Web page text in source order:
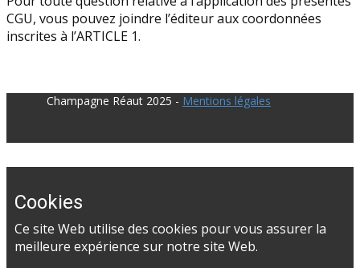
CGU, vous pouvez joindre l’éditeur aux coordonnées
inscrites à l’ARTICLE 1.
​Champagne Réaut 2025 - Mentions légales
Cookies
Ce site Web utilise des cookies pour vous assurer la
meilleure expérience sur notre site Web.